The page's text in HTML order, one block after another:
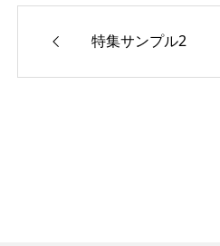
特集サンプル2